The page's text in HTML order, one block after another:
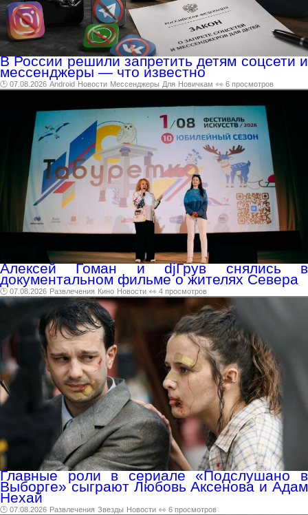
В России решили запретить детям соцсети и
мессенджеры — что известно
🕑 07.08.2026 Android Новости Мессенджеры Для Новичкам 👀 6 просмотров
Алексей Гоман и djГрув снялись в
документальном фильме о жителях Севера
🕑 07.08.2026 Развлечения Кино Новости 👀 4 просмотров
Главные роли в сериале «Подслушано в
Выборге» сыграют Любовь Аксенова и Адам
Нехай
🕑 07.08.2026 Развлечения Звезды Новости 👀 6 просмотров